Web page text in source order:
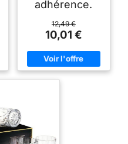
adhérence.
12,49 €
10,01 €